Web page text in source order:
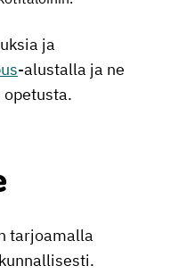
ja
-alustalla ja ne
tarjoamalla